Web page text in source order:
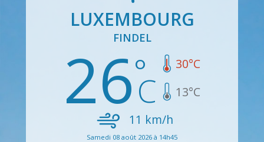
LUXEMBOURG
FINDEL
26 30°C
13°C
11 km/h
Samedi 08 août 2026 à 14h45